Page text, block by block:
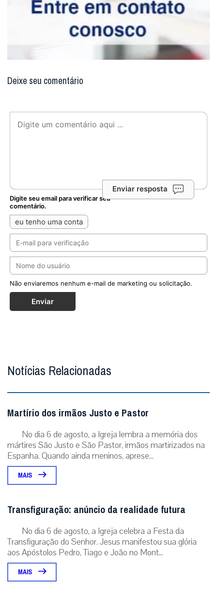
Deixe seu comentário
Enviar resposta
Digite seu email para verificar seu
comentário.
eu tenho uma conta
Não enviaremos nenhum e-mail de marketing ou solicitação.
Enviar
Notícias Relacionadas
Martírio dos irmãos Justo e Pastor
No dia 6 de agosto, a Igreja lembra a memória dos
mártires São Justo e São Pastor, irmãos martirizados na
Espanha. Quando ainda meninos, aprese...
MAIS
Transfiguração: anúncio da realidade futura
No dia 6 de agosto, a Igreja celebra a Festa da
Transfiguração do Senhor. Jesus manifestou sua glória
aos Apóstolos Pedro, Tiago e João no Mont...
MAIS